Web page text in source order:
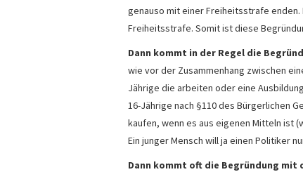
genauso mit einer Freiheitsstrafe
Freiheitsstrafe. Somit ist diese
Dann kommt in der Regel die
wie vor der Zusammenhang zwischen
Jährige die arbeiten oder eine
16-Jährige nach §110 des Bürgerlichen
kaufen, wenn es aus eigenen Mitteln ist
Ein junger Mensch will ja einen Politiker
Dann kommt oft die Begründung